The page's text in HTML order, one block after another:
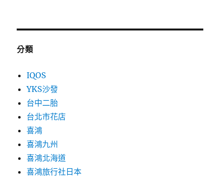
分類
IQOS
YKS沙發
台中二胎
台北市花店
喜鴻
喜鴻九州
喜鴻北海道
喜鴻旅行社日本